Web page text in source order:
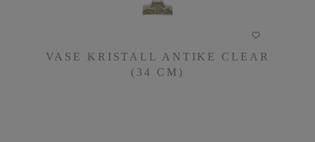
VASE KRISTALL ANTIKE CLEAR
(34 CM)
(34 CM)